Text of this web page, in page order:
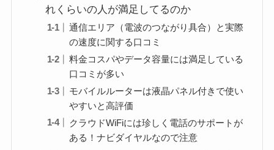
れくらいの人が満足してるのか
通信エリア（電波のつながり具合）と実際
の速度に関する口コミ
料金コスパやデータ容量には満足している
口コミが多い
モバイルルーターは液晶パネル付きで使い
やすいと高評価
クラウドWiFiには珍しく電話のサポートが
ある！ナビダイヤルなので注意